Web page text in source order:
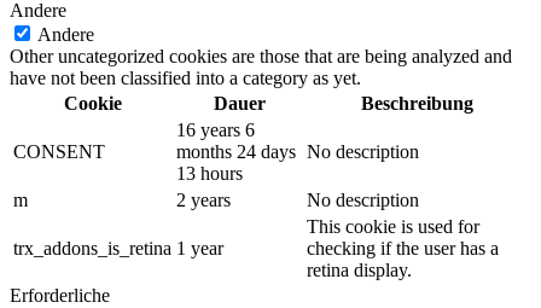
Andere
Andere
Other uncategorized cookies are those that are being analyzed and
have not been classified into a category as yet.
Cookie
Dauer Beschreibung
CONSENT
16 years 6
months 24 days
13 hours
No description
m 2 years No description
trx_addons_is_retina 1 year
This cookie is used for
checking if the user has a
retina display.
Erforderliche